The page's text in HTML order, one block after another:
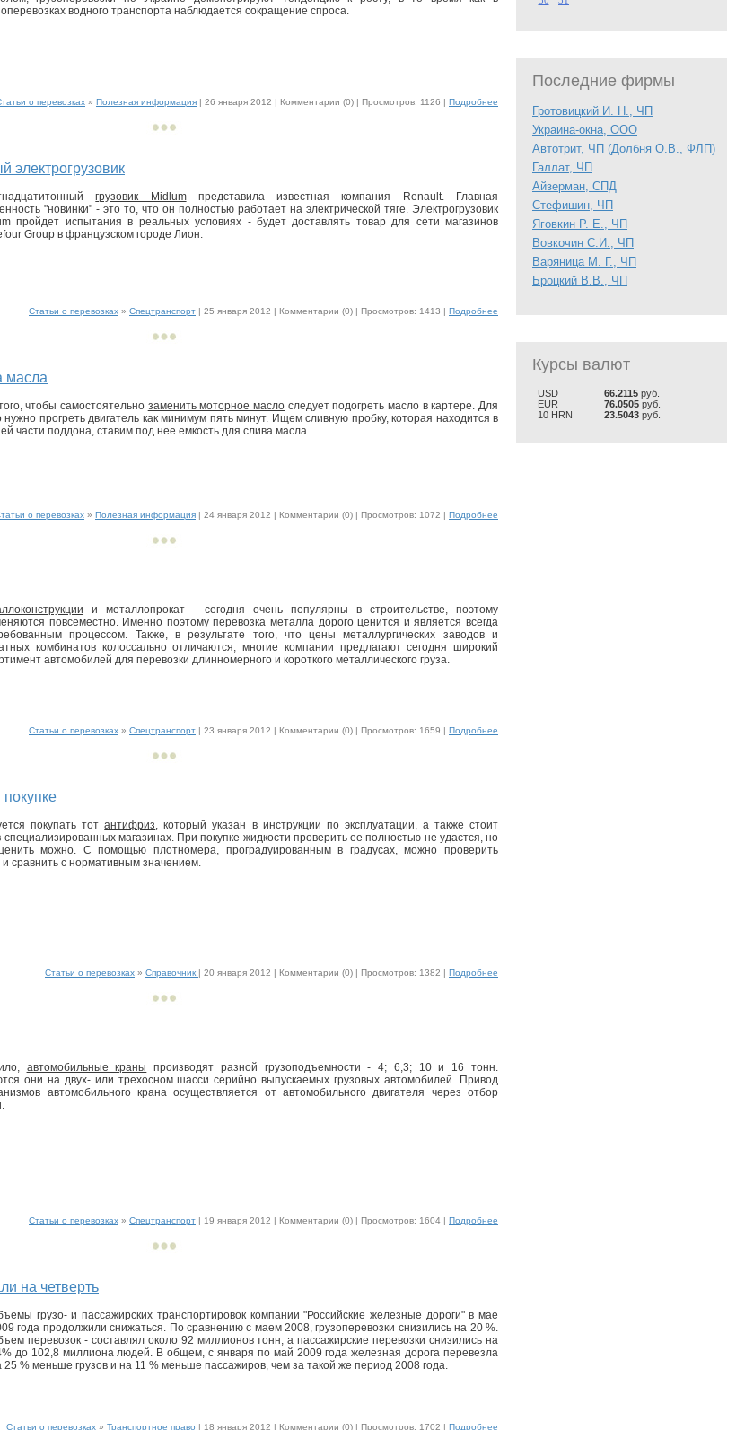
водного транспорта наблюдается сокращение спроса.
о перевозках » Полезная информация | 26 января 2012 | Комментарии (0) | Просмотров: 1126 | Подробнее
электрогрузовик
грузовик Midlumпредставила известная компания Renault. Главная
"новинки" - это то, что он полностью работает на электрической тяге. Электрогрузовик
пройдет испытания в реальных условиях - будет доставлять товар для сети магазинов
Group в французском городе Лион.
Статьи о перевозках » Спецтранспорт | 25 января 2012 | Комментарии (0) | Просмотров: 1413 | Подробнее
масла
чтобы самостоятельно заменить моторное масло следует подогреть масло в картере. Для
нужно прогреть двигатель как минимум пять минут. Ищем сливную пробку, которая находится в
части поддона, ставим под нее емкость для слива масла.
о перевозках » Полезная информация | 24 января 2012 | Комментарии (0) | Просмотров: 1072 | Подробнее
и металлопрокат - сегодня очень популярны в строительстве, поэтому
повсеместно. Именно поэтому перевозка металла дорого ценится и является всегда
процессом. Также, в результате того, что цены металлургических заводов и
комбинатов колоссально отличаются, многие компании предлагают сегодня широкий
автомобилей для перевозки длинномерного и короткого металлического груза.
Статьи о перевозках » Спецтранспорт | 23 января 2012 | Комментарии (0) | Просмотров: 1659 | Подробнее
покупать тотантифриз, который указан в инструкции по эксплуатации, а также стоит
специализированных магазинах. При покупке жидкости проверить ее полностью не удастся, но
можно. С помощью плотномера, проградуированным в градусах, можно проверить
и сравнить с нормативным значением.
Статьи о перевозках » Справочник | 20 января 2012 | Комментарии (0) | Просмотров: 1382 | Подробнее
автомобильные краны производят разной грузоподъемности - 4; 6,3; 10 и 16 тонн.
они на двух- или трехосном шасси серийно выпускаемых грузовых автомобилей. Привод
автомобильного крана осуществляется от автомобильного двигателя через отбор
Статьи о перевозках » Спецтранспорт | 19 января 2012 | Комментарии (0) | Просмотров: 1604 | Подробнее
на четверть
грузо- и пассажирских транспортировок компании "Российские железные дороги" в мае
года продолжили снижаться. По сравнению с маем 2008, грузоперевозки снизились на 20 %.
перевозок - составлял около 92 миллионов тонн, а пассажирские перевозки снизились на
до 102,8 миллиона людей. В общем, с января по май 2009 года железная дорога перевезла
25 % меньше грузов и на 11 % меньше пассажиров, чем за такой же период 2008 года.
Статьи о перевозках » Транспортное право | 18 января 2012 | Комментарии (0) | Просмотров: 1702 | Подробнее
Последние фирмы
Гротовицкий И. Н., ЧП
Украина-окна, ООО
Автотрит, ЧП (Долбня О.В., ФЛП)
Галлат, ЧП
Айзерман, СПД
Стефишин, ЧП
Яговкин Р. Е., ЧП
Вовкочин С.И., ЧП
Варяница М. Г., ЧП
Броцкий В.В., ЧП
Курсы валют
USD 66.2115руб.
EUR
76.0505руб.
10 HRN
23.5043руб.